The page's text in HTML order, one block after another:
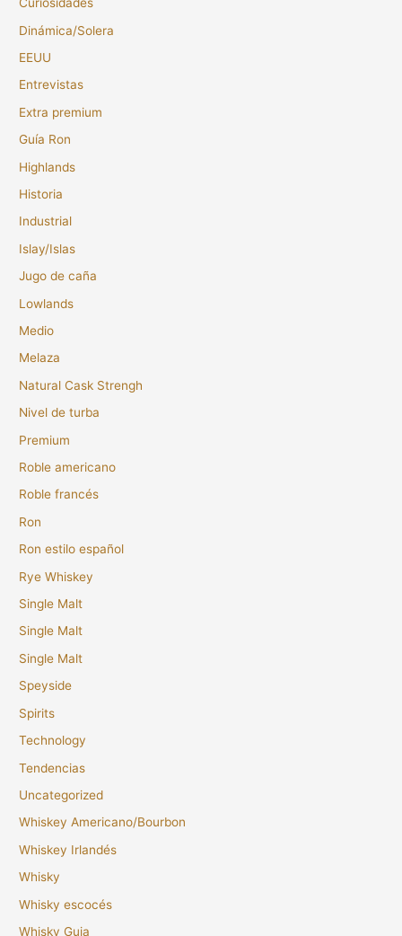
Dinámica/Solera
EEUU
Entrevistas
Extra premium
Guía Ron
Highlands
Historia
Industrial
Islay/Islas
Jugo de caña
Lowlands
Medio
Melaza
Natural Cask Strengh
Nivel de turba
Premium
Roble americano
Roble francés
Ron
Ron estilo español
Rye Whiskey
Single Malt
Single Malt
Single Malt
Speyside
Spirits
Technology
Tendencias
Uncategorized
Whiskey Americano/Bourbon
Whiskey Irlandés
Whisky
Whisky escocés
Whisky Guia